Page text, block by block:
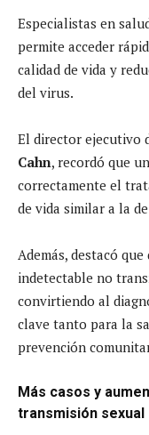
Especialistas en
permite acceder
calidad de vida y
del virus.
El director ejecutivo
Cahn, recordó que
correctamente el
de vida similar a la
Además, destacó
indetectable no
convirtiendo al
clave tanto para la
prevención
Más casos y
transmisión sexual